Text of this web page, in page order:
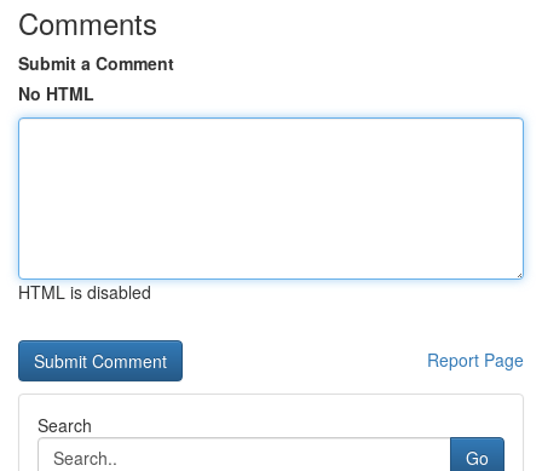
Comments
Submit a Comment
No HTML
HTML is disabled
Report Page
Search
Go